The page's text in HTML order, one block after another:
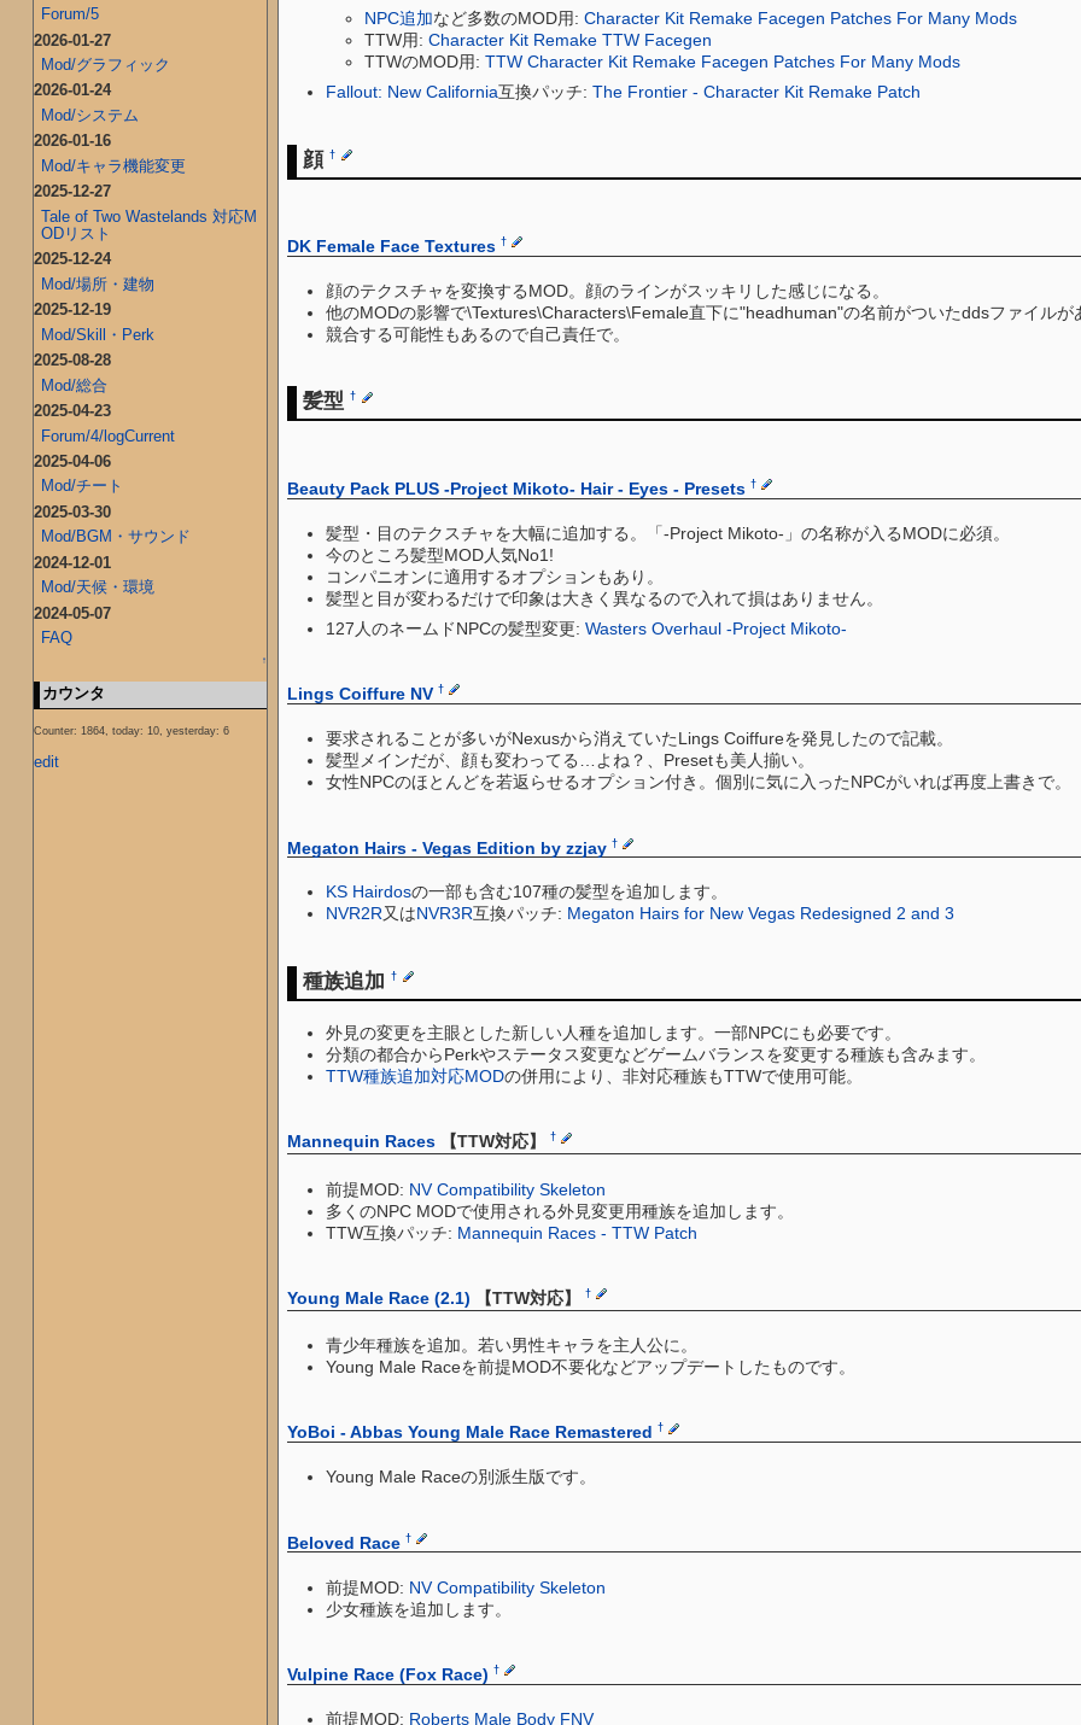
NPC追加など多数のMOD用: Character Kit Remake Facegen Patches For Many Mods
TTW用: Character Kit Remake TTW Facegen
TTWのMOD用: TTW Character Kit Remake Facegen Patches For Many Mods
Fallout: New California互換パッチ: The Frontier - Character Kit Remake Patch
顔 †
DK Female Face Textures †
顔のテクスチャを変換するMOD。顔のラインがスッキリした感じになる。
他のMODの影響で\Textures\Characters\Female直下に"headhuman"の名前がついたddsファイル
競合する可能性もあるので自己責任で。
髪型 †
Beauty Pack PLUS -Project Mikoto- Hair - Eyes - Presets †
髪型・目のテクスチャを大幅に追加する。「-Project Mikoto-」の名称が入るMODに必須。
今のところ髪型MOD人気No1!
コンパニオンに適用するオプションもあり。
髪型と目が変わるだけで印象は大きく異なるので入れて損はありません。
127人のネームドNPCの髪型変更: Wasters Overhaul -Project Mikoto-
Lings Coiffure NV †
要求されることが多いがNexusから消えていたLings Coiffureを発見したので記載。
髪型メインだが、顔も変わってる…よね？、Presetも美人揃い。
女性NPCのほとんどを若返らせるオプション付き。個別に気に入ったNPCがいれば再度上書きで。
Megaton Hairs - Vegas Edition by zzjay †
KS Hairdosの一部も含む107種の髪型を追加します。
NVR2R又はNVR3R互換パッチ: Megaton Hairs for New Vegas Redesigned 2 and 3
種族追加 †
外見の変更を主眼とした新しい人種を追加します。一部NPCにも必要です。
分類の都合からPerkやステータス変更などゲームバランスを変更する種族も含みます。
TTW種族追加対応MODの併用により、非対応種族もTTWで使用可能。
Mannequin Races【TTW対応】 †
前提MOD: NV Compatibility Skeleton
多くのNPC MODで使用される外見変更用種族を追加します。
TTW互換パッチ: Mannequin Races - TTW Patch
Young Male Race (2.1) 【TTW対応】 †
青少年種族を追加。若い男性キャラを主人公に。
Young Male Raceを前提MOD不要化などアップデートしたものです。
YoBoi - Abbas Young Male Race Remastered †
Young Male Raceの別派生版です。
Beloved Race †
前提MOD: NV Compatibility Skeleton
少女種族を追加します。
Vulpine Race (Fox Race) †
前提MOD: Roberts Male Body FNV
Forum/5
2026-01-27
Mod/グラフィック
2026-01-24
Mod/システム
2026-01-16
Mod/キャラ機能変更
2025-12-27
Tale of Two Wastelands 対応M
ODリスト
2025-12-24
Mod/場所・建物
2025-12-19
Mod/Skill・Perk
2025-08-28
Mod/総合
2025-04-23
Forum/4/logCurrent
2025-04-06
Mod/チート
2025-03-30
Mod/BGM・サウンド
2024-12-01
Mod/天候・環境
2024-05-07
FAQ
↑
カウンタ
Counter: 1864, today: 10, yesterday: 6
edit